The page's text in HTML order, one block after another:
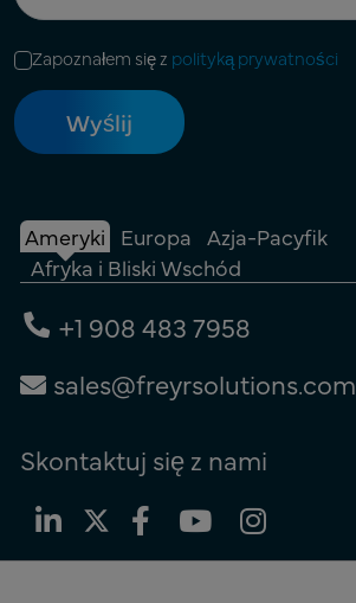
Zapoznałem się z polityką prywatności
Ameryki Europa Azja-Pacyfik
Afryka i Bliski Wschód
+1 908 483 7958
sales@freyrsolutions.com
Skontaktuj się z nami